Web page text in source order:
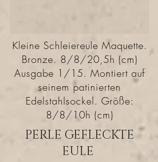
PERLE GEFLECKTE
EULE
Kleine Schleiereule Maquette.
Bronze. 8/8/20,5h (cm)
Ausgabe 1/15. Montiert auf
seinem patinierten
Edelstahlsockel. Größe:
8/8/10h (cm)